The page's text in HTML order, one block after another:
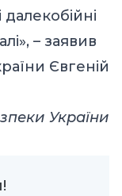
– заявив
Євгеній
України